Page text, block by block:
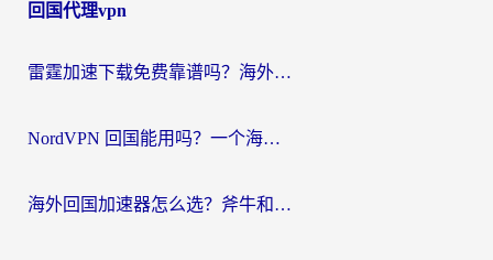
回国代理vpn
雷霆加速下载免费靠谱吗？海外党选回国加速器的避坑指南（附热门工具对比）
NordVPN 回国能用吗？一个海外用户必须面对的真实困境
海外回国加速器怎么选？斧牛和海龟哪个好？一篇帮你避开坑的实用指南